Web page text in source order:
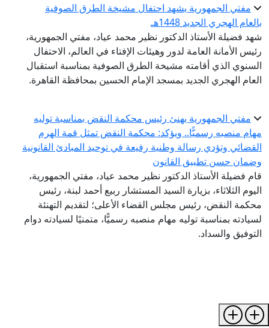
مفتي الجمهورية يشهد احتفال مشيخة الطرق الصوفية
بالعام الهجري الجديد 1448هـ
شهد فضيلة الأستاذ الدكتور نظير محمد عياد، مفتي الجمهورية،
رئيس الأمانة العامة لدور وهيئات الإفتاء في العالم، الاحتفال
السنوي الذي أقامته مشيخة الطرق الصوفية بمناسبة استقبال
العام الهجري الجديد بمسجد الإمام الحسين بمحافظة القاهرة.
مفتي الجمهورية يهنئ رئيس محكمة النقض بمناسبة توليه
مهام منصبه رسميًّا.. ويؤكد: محكمة النقض تمثل قمة الهرم
القضائي وتؤدي رسالة وطنية رفيعة في توحيد المبادئ القانونية
وضمان حسن تطبيق القانون
قام فضيلة الأستاذ الدكتور نظير محمد عياد، مفتي الجمهورية،
اليوم الثلاثاء، بزيارة السيد المستشار ربيع أحمد لبنة، رئيس
محكمة النقض، رئيس مجلس القضاء الأعلى؛ لتقديم التهنئة
لسيادته بمناسبة توليه مهام منصبه رسميًّا، متمنيًا لسيادته دوام
التوفيق والسداد.